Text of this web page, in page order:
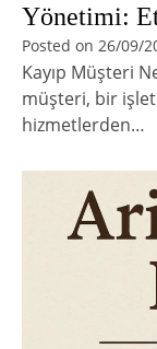
Yönetimi:
Posted on 26/09/
Kayıp Müşteri
müşteri, bir
hizmetlerden…